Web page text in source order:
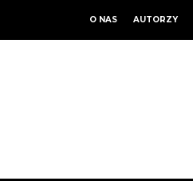
O NAS AUTORZY